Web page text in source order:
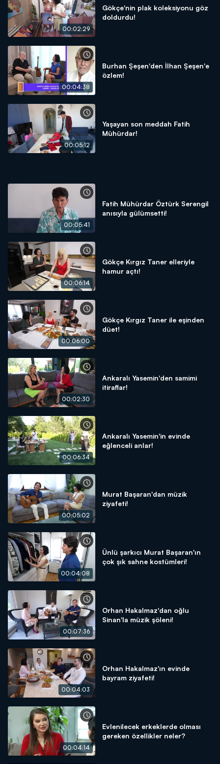
00:02:29
Gökçe'nin plak koleksiyonu göz
doldurdu!
00:04:38
Burhan Şeşen'den İlhan Şeşen'e
özlem!
00:05:12
Yaşayan son meddah Fatih
Mühürdar!
00:05:41
Fatih Mühürdar Öztürk Serengil
anısıyla gülümsetti!
00:06:14
Gökçe Kırgız Taner elleriyle
hamur açtı!
00:06:00
Gökçe Kırgız Taner ile eşinden
düet!
00:02:30
Ankaralı Yasemin'den samimi
itiraflar!
00:06:34
Ankaralı Yasemin'in evinde
eğlenceli anlar!
00:05:02
Murat Başaran'dan müzik
ziyafeti!
00:04:08
Ünlü şarkıcı Murat Başaran'ın
çok şık sahne kostümleri!
00:07:36
Orhan Hakalmaz'dan oğlu
Sinan'la müzik şöleni!
00:04:03
Orhan Hakalmaz'ın evinde
bayram ziyafeti!
00:04:14
Evlenilecek erkeklerde olması
gereken özellikler neler?